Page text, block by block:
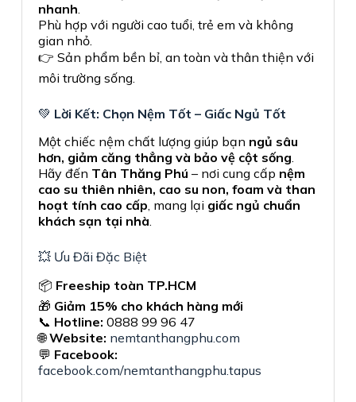
nhanh.
Phù hợp với người cao tuổi, trẻ em và không
gian nhỏ.
👉 Sản phẩm bền bỉ, an toàn và thân thiện với
môi trường sống.
💚 Lời Kết: Chọn Nệm Tốt – Giấc Ngủ Tốt
Một chiếc nệm chất lượng giúp bạn ngủ sâu
hơn, giảm căng thẳng và bảo vệ cột sống
Hãy đến Tân Thăng Phú – nơi cung cấp nệm
cao su thiên nhiên, cao su non, foam và than
hoạt tính cao cấp , mang lại giấc ngủ chuẩn
khách sạn tại nhà
💥 Ưu Đãi Đặc Biệt
📦 Freeship toàn TP.HCM
🎁 Giảm 15% cho khách hàng mới
📞 Hotline: 0888 99 96 47
🌐Website: nemtanthangphu.com
💬 Facebook:
facebook.com/nemtanthangphu.tapus